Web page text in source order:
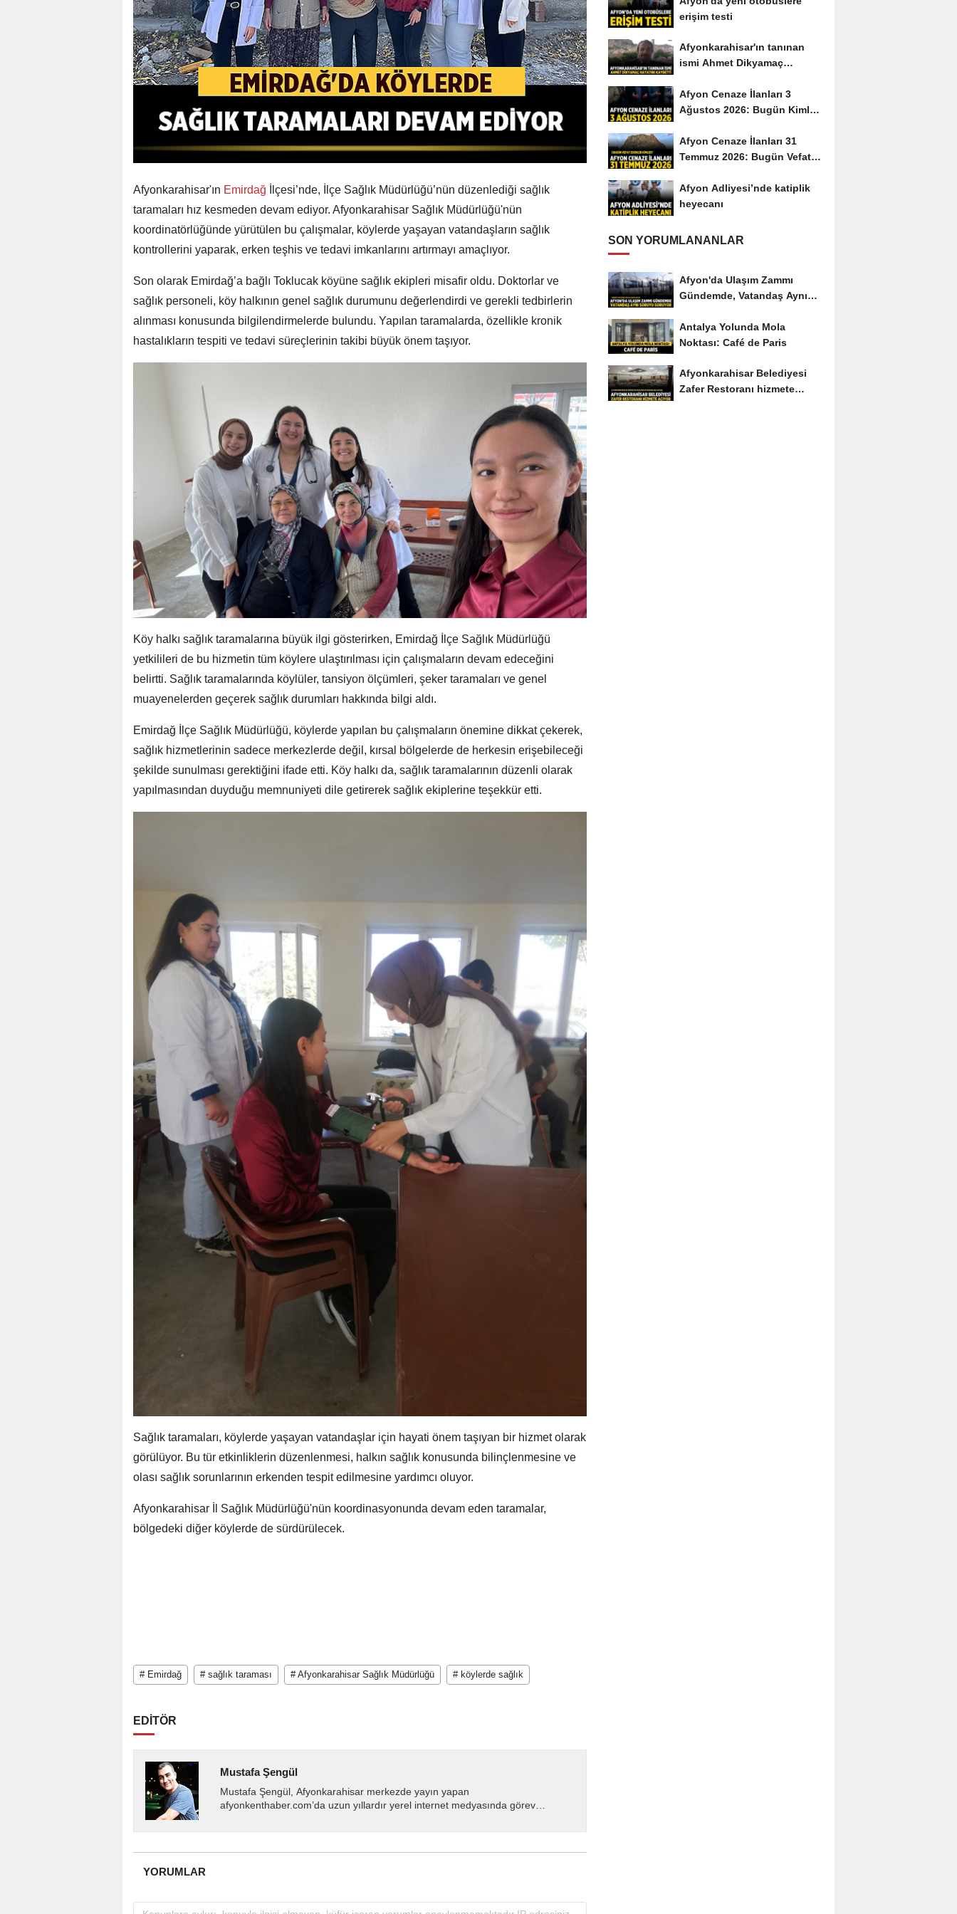
Afyonkarahisar'ın Emirdağ
İlçesi’nde, İlçe Sağlık Müdürlüğü’nün düzenlediği sağlık
taramaları hız kesmeden devam ediyor. Afyonkarahisar Sağlık Müdürlüğü'nün
koordinatörlüğünde yürütülen bu çalışmalar, köylerde yaşayan vatandaşların sağlık
kontrollerini yaparak, erken teşhis ve tedavi imkanlarını artırmayı amaçlıyor.
Son olarak Emirdağ’a bağlı Toklucak köyüne sağlık ekipleri misafir oldu. Doktorlar ve
sağlık personeli, köy halkının genel sağlık durumunu değerlendirdi ve gerekli tedbirlerin
alınması konusunda bilgilendirmelerde bulundu. Yapılan taramalarda, özellikle kronik
hastalıkların tespiti ve tedavi süreçlerinin takibi büyük önem taşıyor.
Köy halkı sağlık taramalarına büyük ilgi gösterirken, Emirdağ İlçe Sağlık Müdürlüğü
yetkilileri de bu hizmetin tüm köylere ulaştırılması için çalışmaların devam edeceğini
belirtti. Sağlık taramalarında köylüler, tansiyon ölçümleri, şeker taramaları ve genel
muayenelerden geçerek sağlık durumları hakkında bilgi aldı.
Emirdağ İlçe Sağlık Müdürlüğü, köylerde yapılan bu çalışmaların önemine dikkat çekerek,
sağlık hizmetlerinin sadece merkezlerde değil, kırsal bölgelerde de herkesin erişebileceği
şekilde sunulması gerektiğini ifade etti. Köy halkı da, sağlık taramalarının düzenli olarak
yapılmasından duyduğu memnuniyeti dile getirerek sağlık ekiplerine teşekkür etti.
Sağlık taramaları, köylerde yaşayan vatandaşlar için hayati önem taşıyan bir hizmet olarak
görülüyor. Bu tür etkinliklerin düzenlenmesi, halkın sağlık konusunda bilinçlenmesine ve
olası sağlık sorunlarının erkenden tespit edilmesine yardımcı oluyor.
Afyonkarahisar İl Sağlık Müdürlüğü'nün koordinasyonunda devam eden taramalar,
bölgedeki diğer köylerde de sürdürülecek.
# Emirdağ # sağlık taraması # Afyonkarahisar Sağlık Müdürlüğü # köylerde sağlık
EDİTÖR
Mustafa Şengül
Mustafa Şengül, Afyonkarahisar merkezde yayın yapan
afyonkenthaber.com’da uzun yıllardır yerel internet medyasında görev
YORUMLAR
erişim testi
Afyonkarahisar'ın tanınan
ismi Ahmet Dikyamaç
Afyon Cenaze İlanları 3
Ağustos 2026: Bugün Kimler
Afyon Cenaze İlanları 31
Temmuz 2026: Bugün Vefat
Afyon Adliyesi’nde katiplik
heyecanı
SON YORUMLANANLAR
Afyon'da Ulaşım Zammı
Gündemde, Vatandaş Aynı
Antalya Yolunda Mola
Noktası: Café de Paris
Afyonkarahisar Belediyesi
Zafer Restoranı hizmete